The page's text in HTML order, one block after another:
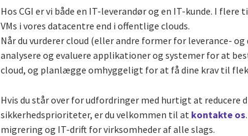
Hos CGI er vi både en IT-leverandør og en IT-kunde. I
VMs i vores datacentre end i offentlige clouds.
Når du vurderer cloud (eller andre former for leverance-
analysere og evaluere applikationer og systemer for at
cloud, og planlægge omhyggeligt for at få dine krav til
Hvis du står over for udfordringer med hurtigt at reducere
sikkerhedsprioriteter, er du velkommen til at kontakte os
migrering og IT-drift for virksomheder af alle slags.